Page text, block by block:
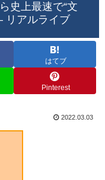
史上最速で“文
リアルライブ
はてブ
Pinterest
2022.03.03